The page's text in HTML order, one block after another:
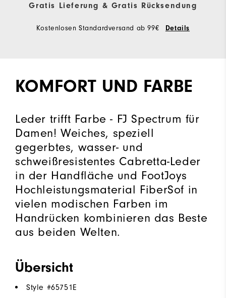
Gratis Lieferung & Gratis Rücksendung
Kostenlosen Standardversand ab 99€ Details
KOMFORT UND FARBE
Leder trifft Farbe - FJ Spectrum für
Damen! Weiches, speziell
gegerbtes, wasser- und
schweißresistentes Cabretta-Leder
in der Handfläche und FootJoys
Hochleistungsmaterial FiberSof in
vielen modischen Farben im
Handrücken kombinieren das Beste
aus beiden Welten.
Übersicht
Style #65751E